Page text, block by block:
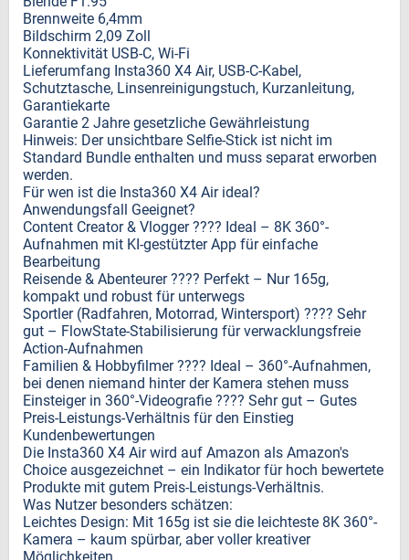
Brennweite 6,4mm
Bildschirm 2,09 Zoll
Konnektivität USB-C, Wi-Fi
Lieferumfang Insta360 X4 Air, USB-C-Kabel,
Schutztasche, Linsenreinigungstuch, Kurzanleitung,
Garantiekarte
Garantie 2 Jahre gesetzliche Gewährleistung
Hinweis: Der unsichtbare Selfie-Stick ist nicht im
Standard Bundle enthalten und muss separat erworben
werden.
Für wen ist die Insta360 X4 Air ideal?
Anwendungsfall Geeignet?
Content Creator & Vlogger ???? Ideal – 8K 360°-
Aufnahmen mit KI-gestützter App für einfache
Bearbeitung
Reisende & Abenteurer ???? Perfekt – Nur 165g,
kompakt und robust für unterwegs
Sportler (Radfahren, Motorrad, Wintersport) ???? Sehr
gut – FlowState-Stabilisierung für verwacklungsfreie
Action-Aufnahmen
Familien & Hobbyfilmer ???? Ideal – 360°-Aufnahmen,
bei denen niemand hinter der Kamera stehen muss
Einsteiger in 360°-Videografie ???? Sehr gut – Gutes
Preis-Leistungs-Verhältnis für den Einstieg
Kundenbewertungen
Die Insta360 X4 Air wird auf Amazon als Amazon's
Choice ausgezeichnet – ein Indikator für hoch bewertete
Produkte mit gutem Preis-Leistungs-Verhältnis.
Was Nutzer besonders schätzen:
Leichtes Design: Mit 165g ist sie die leichteste 8K 360°-
Kamera – kaum spürbar, aber voller kreativer